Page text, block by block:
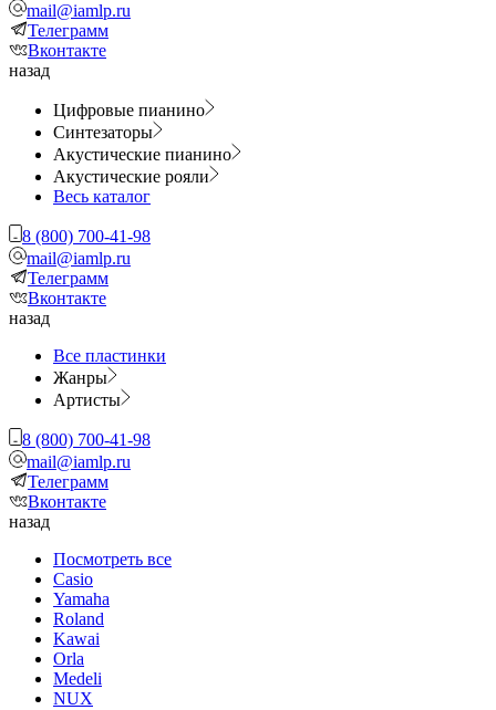
mail@iamlp.ru
Телеграмм
Вконтакте
назад
Цифровые пианино
Синтезаторы
Акустические пианино
Акустические рояли
Весь каталог
8 (800) 700-41-98
mail@iamlp.ru
Телеграмм
Вконтакте
назад
Все пластинки
Жанры
Артисты
8 (800) 700-41-98
mail@iamlp.ru
Телеграмм
Вконтакте
назад
Посмотреть все
Casio
Yamaha
Roland
Kawai
Orla
Medeli
NUX